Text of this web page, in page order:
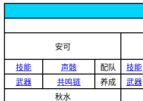
安可
技能 声骸 配队 技能
武器
共鸣链 养成 武器
秋水